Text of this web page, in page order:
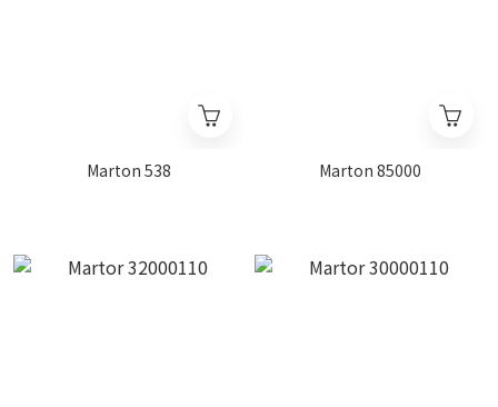
Marton 538 Marton 85000